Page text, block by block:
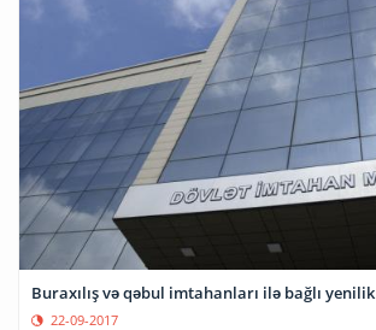
Buraxılış və qəbul imtahanları ilə bağlı yenilik
22-09-2017